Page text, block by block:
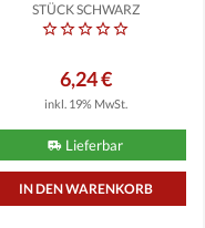
STÜCK SCHWARZ
6,24 €
inkl. 19% MwSt.
Lieferbar